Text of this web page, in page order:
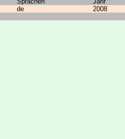
de
2008